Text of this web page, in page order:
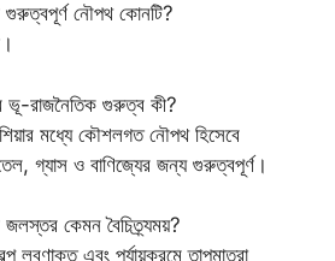
গুরুত্বপূর্ণ নৌপথ কোনটি?
ভূ-রাজনৈতিক গুরুত্ব কী?
মধ্যে কৌশলগত নৌপথ হিসেবে
গ্যাস ও বাণিজ্যের জন্য গুরুত্বপূর্ণ।
কেমন বৈচিত্র্যময়?
লবণাক্ত এবং পর্যায়ক্রমে তাপমাত্রা